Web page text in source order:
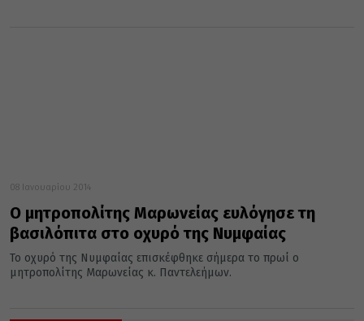
08 Ιανουαρίου 2014
Ο μητροπολίτης Μαρωνείας ευλόγησε τη
βασιλόπιτα στο οχυρό της Νυμφαίας
Το οχυρό της Νυμφαίας επισκέφθηκε σήμερα το πρωί ο
μητροπολίτης Μαρωνείας κ. Παντελεήμων.